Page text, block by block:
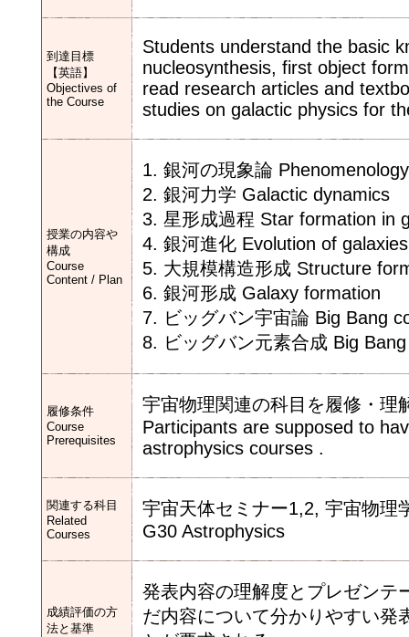
到達目標
【英語】
Objectives of
the Course
Students understand the basic
nucleosynthesis, first object
read research articles and
studies on galactic physics for
授業の内容や
構成
Course
Content / Plan
1. 銀河の現象論
2. 銀河力学 Galactic dynamics
3. 星形成過程 Star formation in
4. 銀河進化 Evolution of galaxies
5. 大規模構造形成 Structure
6. 銀河形成 Galaxy formation
7. ビッグバン宇宙論 Big Bang
8. ビッグバン元素合成 Big
履修条件
Course
Prerequisites
宇宙物理関連の科目を履修・理
Participants are supposed to
astrophysics courses .
関連する科目
Related
Courses
宇宙天体セミナー1,2, 宇宙物理
G30 Astrophysics
成績評価の方
法と基準
発表内容の理解度とプレゼンテ
だ内容について分かりやすい発